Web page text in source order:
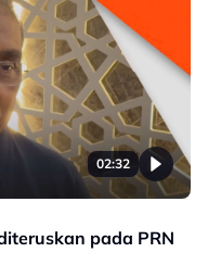
02:32
pada PRN